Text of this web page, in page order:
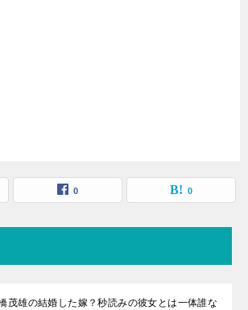
0 0
茂雄の結婚した嫁？秒読みの彼女とは一体誰な